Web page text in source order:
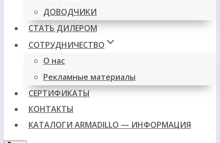
ДОВОДЧИКИ
СТАТЬ ДИЛЕРОМ
СОТРУДНИЧЕСТВО
О нас
Рекламные материалы
СЕРТИФИКАТЫ
КОНТАКТЫ
КАТАЛОГИ ARMADILLO — ИНФОРМАЦИЯ